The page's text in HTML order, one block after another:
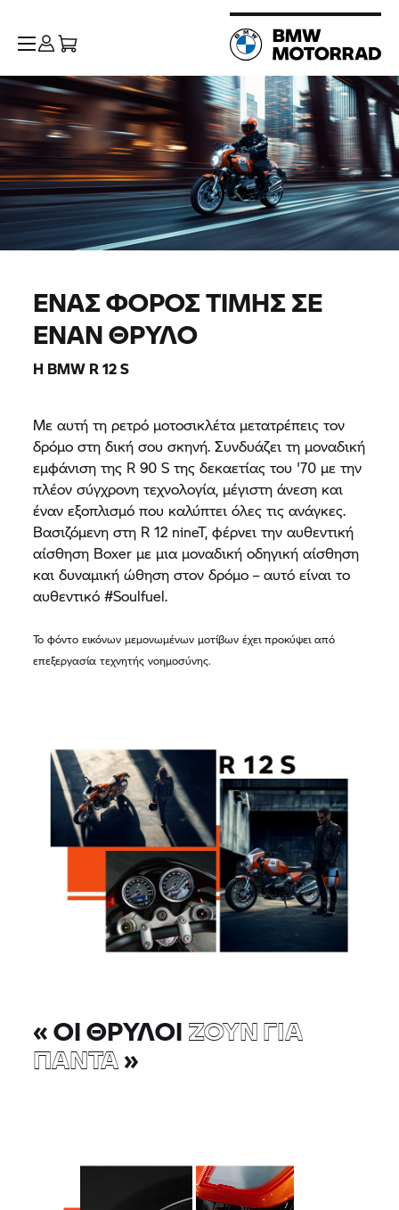
ΈΝΑΣ ΦΌΡΟΣ ΤΙΜΉΣ ΣΕ
ΈΝΑΝ ΘΡΎΛΟ
Η BMW R 12 S
Με αυτή τη ρετρό μοτοσικλέτα μετατρέπεις τον
δρόμο στη δική σου σκηνή. Συνδυάζει τη μοναδική
εμφάνιση της R 90 S της δεκαετίας του '70 με την
πλέον σύγχρονη τεχνολογία, μέγιστη άνεση και
έναν εξοπλισμό που καλύπτει όλες τις ανάγκες.
Βασιζόμενη στη R 12 nineT, φέρνει την αυθεντική
αίσθηση Boxer με μια μοναδική οδηγική αίσθηση
και δυναμική ώθηση στον δρόμο – αυτό είναι το
αυθεντικό #Soulfuel.
Το φόντο εικόνων μεμονωμένων μοτίβων έχει προκύψει από
επεξεργασία τεχνητής νοημοσύνης.
«ΟΙ ΘΡΎΛΟΙΖΟΥΝ ΓΙΑ
ΠΆΝΤΑ»